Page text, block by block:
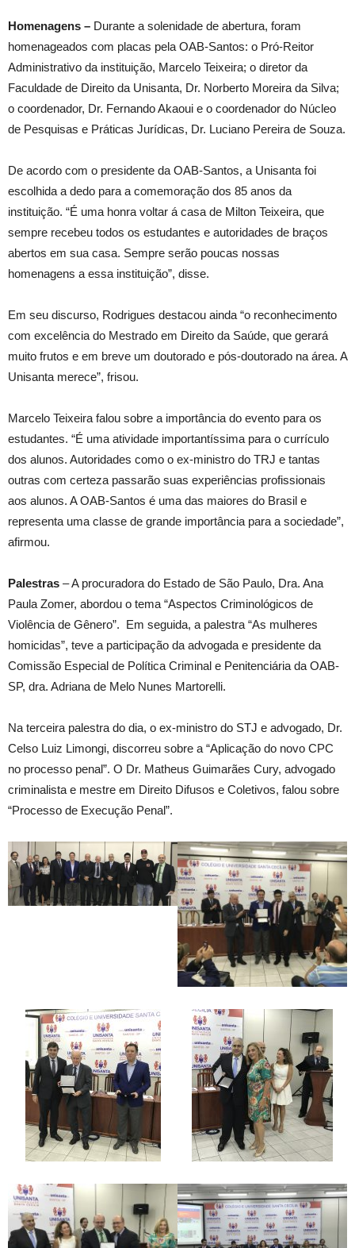
Homenagens – Durante a solenidade de abertura, foram
homenageados com placas pela OAB-Santos: o Pró-Reitor
Administrativo da instituição, Marcelo Teixeira; o diretor da
Faculdade de Direito da Unisanta, Dr. Norberto Moreira da Silva;
o coordenador, Dr. Fernando Akaoui e o coordenador do Núcleo
de Pesquisas e Práticas Jurídicas, Dr. Luciano Pereira de Souza.
De acordo com o presidente da OAB-Santos, a Unisanta foi
escolhida a dedo para a comemoração dos 85 anos da
instituição. “É uma honra voltar á casa de Milton Teixeira, que
sempre recebeu todos os estudantes e autoridades de braços
abertos em sua casa. Sempre serão poucas nossas
homenagens a essa instituição”, disse.
Em seu discurso, Rodrigues destacou ainda “o reconhecimento
com excelência do Mestrado em Direito da Saúde, que gerará
muito frutos e em breve um doutorado e pós-doutorado na área. A
Unisanta merece”, frisou.
Marcelo Teixeira falou sobre a importância do evento para os
estudantes. “É uma atividade importantíssima para o currículo
dos alunos. Autoridades como o ex-ministro do TRJ e tantas
outras com certeza passarão suas experiências profissionais
aos alunos. A OAB-Santos é uma das maiores do Brasil e
representa uma classe de grande importância para a sociedade”,
afirmou.
Palestras – A procuradora do Estado de São Paulo, Dra. Ana
Paula Zomer, abordou o tema “Aspectos Criminológicos de
Violência de Gênero”. Em seguida, a palestra “As mulheres
homicidas”, teve a participação da advogada e presidente da
Comissão Especial de Política Criminal e Penitenciária da OAB-
SP, dra. Adriana de Melo Nunes Martorelli.
Na terceira palestra do dia, o ex-ministro do STJ e advogado, Dr.
Celso Luiz Limongi, discorreu sobre a “Aplicação do novo CPC
no processo penal”. O Dr. Matheus Guimarães Cury, advogado
criminalista e mestre em Direito Difusos e Coletivos, falou sobre
“Processo de Execução Penal”.